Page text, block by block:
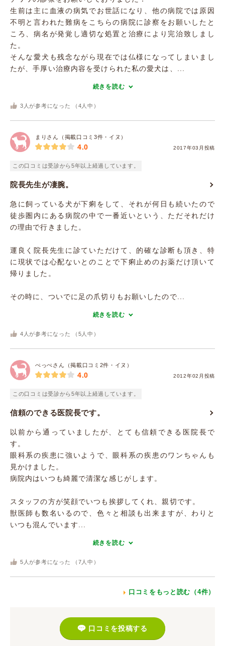
生前は主に血液の病気でお世話になり、他の病院では原因
不明と言われた難病をこちらの病院に診察をお願いしたと
ころ、病名が発覚し適切な処置と治療により完治致しまし
た。
そんな愛犬も残念ながら現在では仏様になってしまいまし
たが、手厚い治療内容を受けられた私の愛犬は、...
続きを読む
3 人が参考になった （ 4 人中）
まりさん（掲載口コミ3件・イヌ）
2017年03月投稿
4.0
この口コミは受診から5年以上経過しています。
院長先生が凄腕。
急に飼っている犬が下痢をして、それが何日も続いたので
徒歩圏内にある病院の中で一番近いという、ただそれだけ
の理由で行きました。
運良く院長先生に診ていただけて、的確な診断も頂き、特
に現状では心配ないとのことで下痢止めのお薬だけ頂いて
帰りました。
その時に、ついでに足の爪切りもお願いしたので...
続きを読む
4 人が参考になった （ 5 人中）
ぺっぺさん（掲載口コミ2件・イヌ）
2012年02月投稿
4.0
この口コミは受診から5年以上経過しています。
信頼のできる医院長です。
以前から通っていましたが、とても信頼できる医院長で
す。
眼科系の疾患に強いようで、眼科系の疾患のワンちゃんも
見かけました。
病院内はいつも綺麗で清潔な感じがします。
スタッフの方が笑顔でいつも挨拶してくれ、親切です。
獣医師も数名いるので、色々と相談も出来ますが、わりと
いつも混んでいます...
続きを読む
5 人が参考になった （ 7 人中）
口コミをもっと読む（4件）
口コミを投稿する